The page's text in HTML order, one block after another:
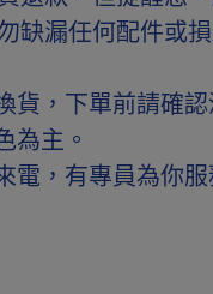
缺漏任何配件或
，下單前請確
為主。
，有專員為你服